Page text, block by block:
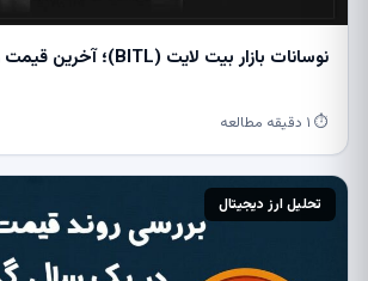
نوسانات بازار بیت ‌لایت (BITL)؛ آخرین قیمت و داده‌های بازار
⏱ ۱ دقیقه مطالعه
تحلیل ارز دیجیتال